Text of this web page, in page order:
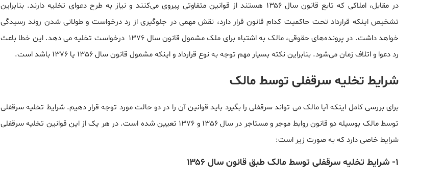
در مقابل، املاکی که تابع قانون سال ۱۳۵۶ هستند از قوانین متفاوتی پیروی می‌کنند و نیاز به طرح دعوای تخلیه دارند. بنابراین
تشخیص اینکه قرارداد تحت حاکمیت کدام قانون قرار دارد، نقش مهمی در جلوگیری از رد درخواست و طولانی شدن روند رسیدگی
خواهد داشت. در پرونده‌های حقوقی، مالک به اشتباه برای ملک مشمول قانون سال 1376 درخواست تخلیه می دهد. این خطا باعث
رد دعوا و اتلاف زمان می‌شود. بنابراین نکته بسیار مهم توجه به نوع قرارداد و اینکه مشمول قانون سال 1356 یا 1376 باشد است.
شرایط تخلیه سرقفلی توسط مالک
برای بررسی کامل اینکه آیا مالک می تواند سرقفلی را بگیرد باید قوانین آن را در دو حالت مورد توجه قرار دهیم. شرایط تخلیه سرقفلی
توسط مالک بوسیله دو قانون روابط موجر و مستاجر در سال 1356 و 1376 تعیین شده است. در هر یک از این قوانین تخلیه سرقفلی
شرایط خاصی دارد که به صورت زیر است:
1- شرایط تخلیه سرقفلی توسط مالک طبق قانون سال ۱۳۵۶